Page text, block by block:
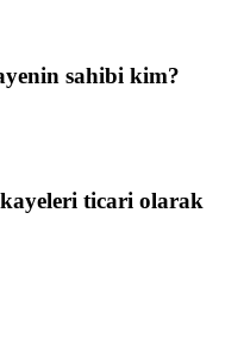
sahibi kim?
ticari olarak